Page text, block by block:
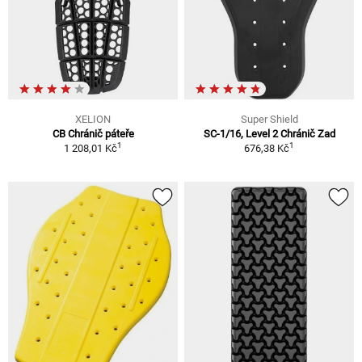
XELION
CB Chránič páteře
1 208,01 Kč1
Super Shield
SC-1/16, Level 2 Chránič Zad
676,38 Kč1